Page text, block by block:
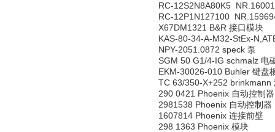
RC-12S2N8A80K5
RC-12P1N127100
X67DM1321 B&R 接口模块
KAS-80-34-A-M32-StEx-
NPY-2051.0872 speck 泵
SGM 50 G1/4-IG schmalz 电
EKM-30026-010 Buhler 键盘
TC 63/350-X+252 brinkmann
290 0421 Phoenix 自动控制器
2981538 Phoenix 自动控制器
1607814 Phoenix 连接前壁
298 1363 Phoenix 模块